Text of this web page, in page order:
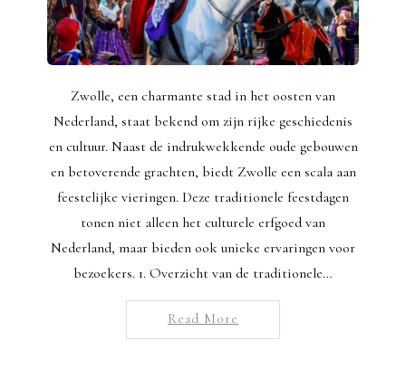
Zwolle, een charmante stad in het oosten van
Nederland, staat bekend om zijn rijke geschiedenis
en cultuur. Naast de indrukwekkende oude gebouwen
en betoverende grachten, biedt Zwolle een scala aan
feestelijke vieringen. Deze traditionele feestdagen
tonen niet alleen het culturele erfgoed van
Nederland, maar bieden ook unieke ervaringen voor
bezoekers. 1. Overzicht van de traditionele…
Read More